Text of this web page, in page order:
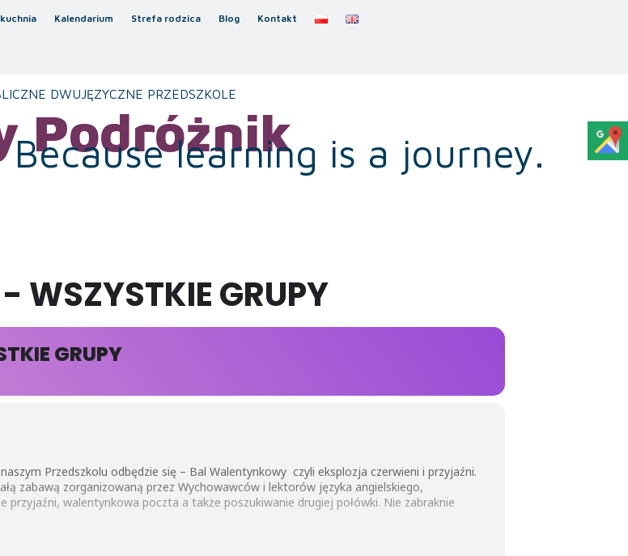
Kalendarium Strefa rodzica Blog Kontakt
DWUJĘZYCZNE PRZEDSZKOLE
Podróżnik
Because learning is a journey.
WSZYSTKIE GRUPY
GRUPY
Przedszkolu odbędzie się – Bal Walentynkowy czyli eksplozja czerwieni i przyjaźni.
zabawą zorganizowaną przez Wychowawców i lektorów języka angielskiego,
przyjaźni, walentynkowa poczta a także poszukiwanie drugiej połówki. Nie zabraknie